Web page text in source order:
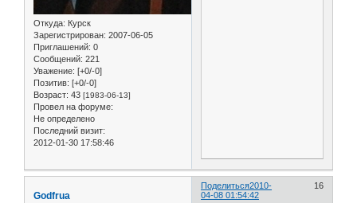
Откуда: Курск
Зарегистрирован: 2007-06-05
Приглашений: 0
Сообщений: 221
Уважение: [+0/-0]
Позитив: [+0/-0]
Возраст: 43 [1983-06-13]
Провел на форуме:
Не определено
Последний визит:
2012-01-30 17:58:46
Поделиться 16
2010-
04-08 01:54:42
Godfrua